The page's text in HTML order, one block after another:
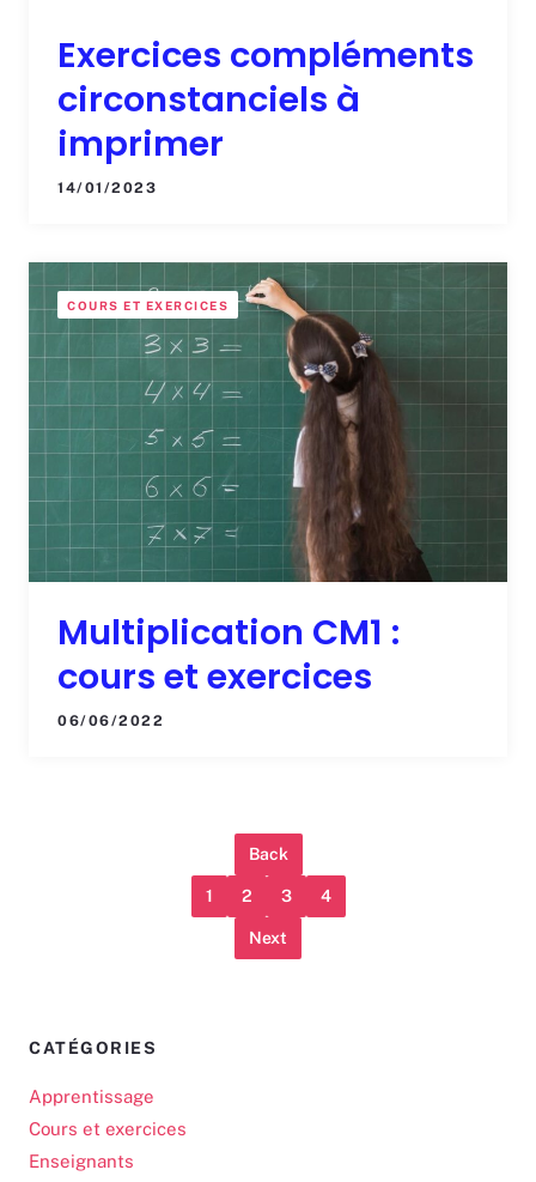
Exercices compléments
circonstanciels à
imprimer
14/01/2023
COURS ET EXERCICES
Multiplication CM1 :
cours et exercices
06/06/2022
Back
1 2 3 4
Next
CATÉGORIES
Apprentissage
Cours et exercices
Enseignants